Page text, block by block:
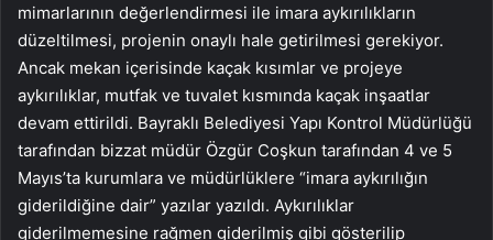
mimarlarının değerlendirmesi ile imara aykırılıkların
düzeltilmesi, projenin onaylı hale getirilmesi gerekiyor.
Ancak mekan içerisinde kaçak kısımlar ve projeye
aykırılıklar, mutfak ve tuvalet kısmında kaçak inşaatlar
devam ettirildi. Bayraklı Belediyesi Yapı Kontrol Müdürlüğü
tarafından bizzat müdür Özgür Coşkun tarafından 4 ve 5
Mayıs’ta kurumlara ve müdürlüklere “imara aykırılığın
giderildiğine dair” yazılar yazıldı. Aykırılıklar
giderilmemesine rağmen giderilmiş gibi gösterilip